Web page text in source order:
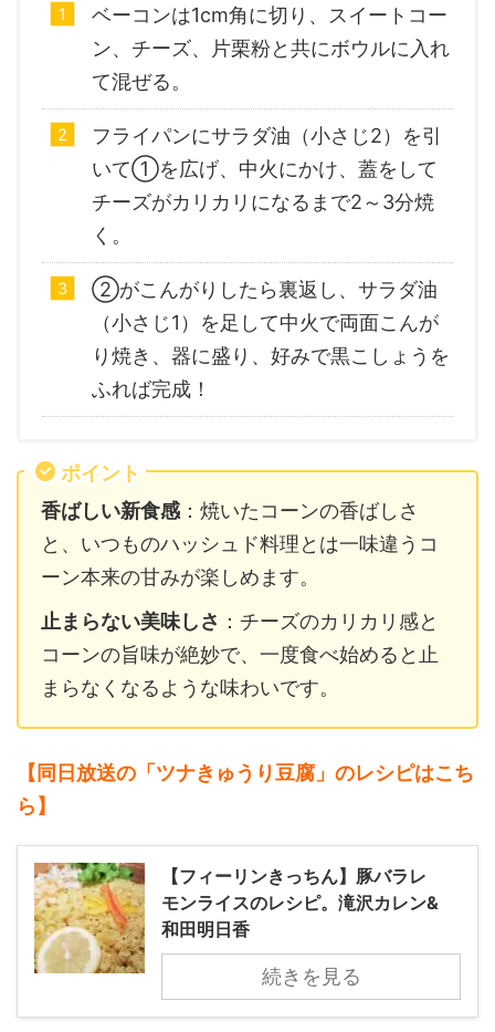
ベーコンは1cm角に切り、スイートコー
ン、チーズ、片栗粉と共にボウルに入れ
て混ぜる。
フライパンにサラダ油（小さじ2）を引
いて①を広げ、中火にかけ、蓋をして
チーズがカリカリになるまで2～3分焼
く。
②がこんがりしたら裏返し、サラダ油
（小さじ1）を足して中火で両面こんが
り焼き、器に盛り、好みで黒こしょうを
ふれば完成！
ポイント
香ばしい新食感 ：焼いたコーンの香ばしさ
と、いつものハッシュド料理とは一味違うコ
ーン本来の甘みが楽しめます。
止まらない美味しさ ：チーズのカリカリ感と
コーンの旨味が絶妙で、一度食べ始めると止
まらなくなるような味わいです。
【同日放送の「ツナきゅうり豆腐」のレシピはこち
ら】
【フィーリンきっちん】豚バラレ
モンライスのレシピ。滝沢カレン&
和田明日香
続きを見る